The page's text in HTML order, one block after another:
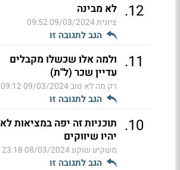
12
. לא מבינה
ציונית09/03/2024 09:52
הגב לתגובה זו
11
. ולמה אלו שכשלו מקבלים
עדיין שכר (ל"ת)
רק מה לא טוב09/03/2024 09:12
הגב לתגובה זו
10
. תוכניות זה יפה במציאות לא
יהיו שיווקים
משקיע שוקע08/03/2024 23:18
הגב לתגובה זו